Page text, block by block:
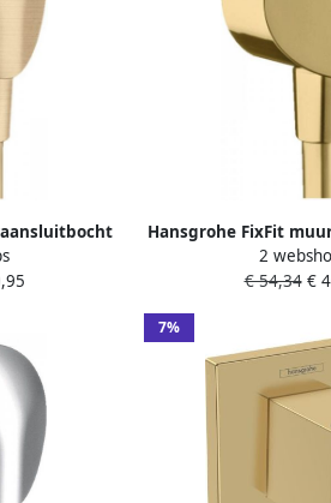
bronze
Hansgrohe FixFit
zonder
Optic
2
€ 54,34€
7%